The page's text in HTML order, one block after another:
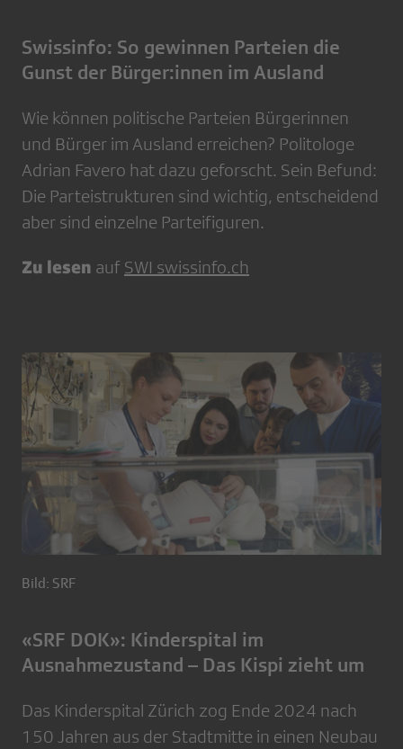
Swissinfo: So gewinnen Parteien die
Gunst der Bürger:innen im Ausland
Wie können politische Parteien Bürgerinnen
und Bürger im Ausland erreichen? Politologe
Adrian Favero hat dazu geforscht. Sein Befund:
Die Parteistrukturen sind wichtig, entscheidend
aber sind einzelne Parteifiguren.
Zu lesen auf SWI swissinfo.ch
Bild: SRF
«SRF DOK»: Kinderspital im
Ausnahmezustand – Das Kispi zieht um
Das Kinderspital Zürich zog Ende 2024 nach
150 Jahren aus der Stadtmitte in einen Neubau